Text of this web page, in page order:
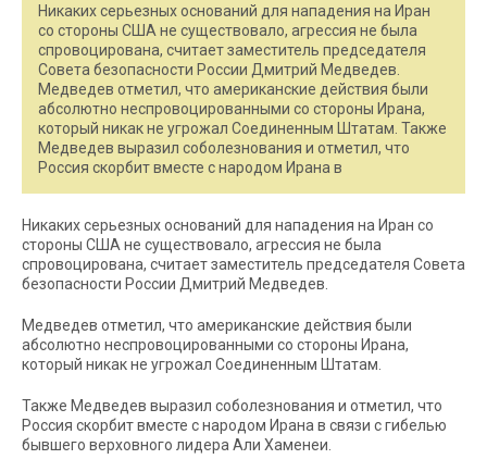
Никаких серьезных оснований для нападения на Иран
со стороны США не существовало, агрессия не была
спровоцирована, считает заместитель председателя
Совета безопасности России Дмитрий Медведев.
Медведев отметил, что американские действия были
абсолютно неспровоцированными со стороны Ирана,
который никак не угрожал Соединенным Штатам. Также
Медведев выразил соболезнования и отметил, что
Россия скорбит вместе с народом Ирана в
Никаких серьезных оснований для нападения на Иран со
стороны США не существовало, агрессия не была
спровоцирована, считает заместитель председателя Совета
безопасности России Дмитрий Медведев.
Медведев отметил, что американские действия были
абсолютно неспровоцированными со стороны Ирана,
который никак не угрожал Соединенным Штатам.
Также Медведев выразил соболезнования и отметил, что
Россия скорбит вместе с народом Ирана в связи с гибелью
бывшего верховного лидера Али Хаменеи.